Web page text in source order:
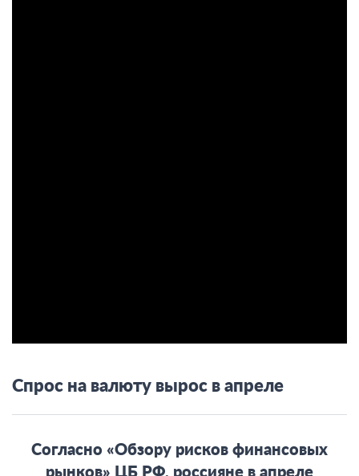
Спрос на валюту вырос в апреле
Согласно «Обзору рисков финансовых
рынков» ЦБ РФ, россияне в апреле